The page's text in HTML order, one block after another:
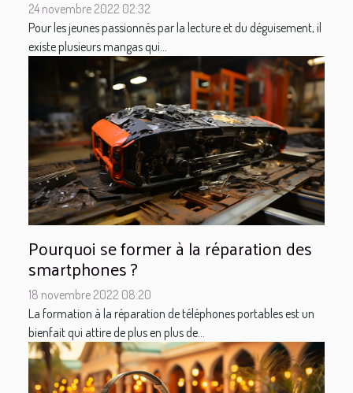
24 novembre 2022 02:32
Pour les jeunes passionnés par la lecture et du déguisement, il
existe plusieurs mangas qui...
Pourquoi se former à la réparation des
smartphones ?
18 novembre 2022 08:20
La formation à la réparation de téléphones portables est un
bienfait qui attire de plus en plus de...